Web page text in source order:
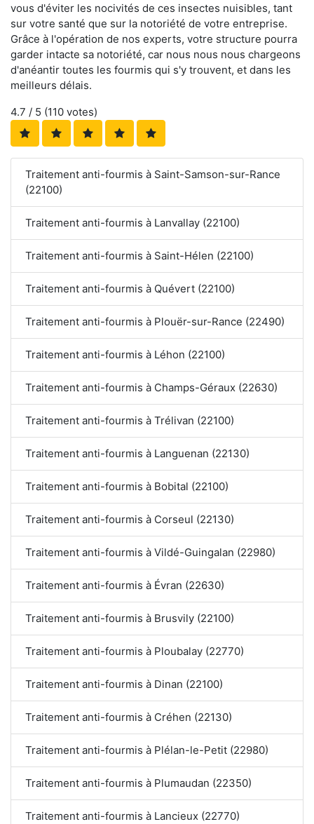
vous d'éviter les nocivités de ces insectes nuisibles, tant
sur votre santé que sur la notoriété de votre entreprise.
Grâce à l'opération de nos experts, votre structure pourra
garder intacte sa notoriété, car nous nous nous chargeons
d'anéantir toutes les fourmis qui s'y trouvent, et dans les
meilleurs délais.
4.7 / 5 (110 votes)
Traitement anti-fourmis à Saint-Samson-sur-Rance
(22100)
Traitement anti-fourmis à Lanvallay (22100)
Traitement anti-fourmis à Saint-Hélen (22100)
Traitement anti-fourmis à Quévert (22100)
Traitement anti-fourmis à Plouër-sur-Rance (22490)
Traitement anti-fourmis à Léhon (22100)
Traitement anti-fourmis à Champs-Géraux (22630)
Traitement anti-fourmis à Trélivan (22100)
Traitement anti-fourmis à Languenan (22130)
Traitement anti-fourmis à Bobital (22100)
Traitement anti-fourmis à Corseul (22130)
Traitement anti-fourmis à Vildé-Guingalan (22980)
Traitement anti-fourmis à Évran (22630)
Traitement anti-fourmis à Brusvily (22100)
Traitement anti-fourmis à Ploubalay (22770)
Traitement anti-fourmis à Dinan (22100)
Traitement anti-fourmis à Créhen (22130)
Traitement anti-fourmis à Plélan-le-Petit (22980)
Traitement anti-fourmis à Plumaudan (22350)
Traitement anti-fourmis à Lancieux (22770)